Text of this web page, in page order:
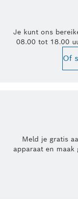
Je kunt ons
08.00 tot 18.00
Of
Meld je gratis
apparaat en